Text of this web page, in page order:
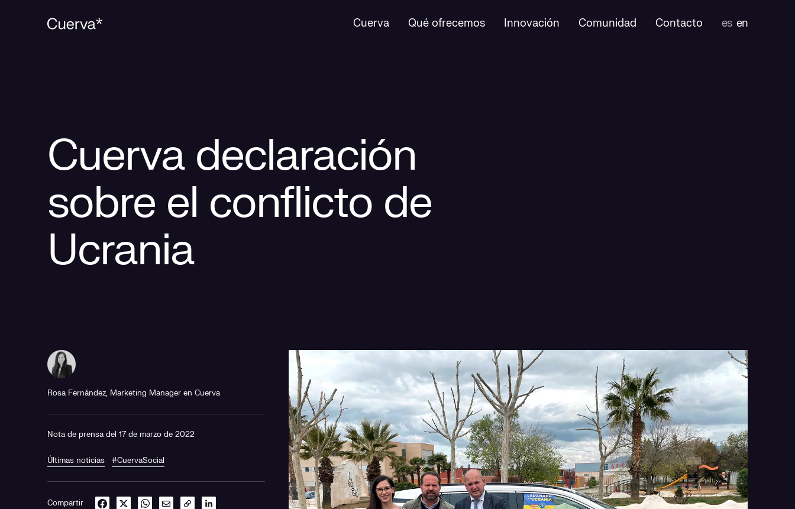
Cuerva Qué ofrecemos Innovación Comunidad Contacto es en
Cuerva declaración
sobre el conflicto de
Ucrania
Rosa Fernández, Marketing Manager en Cuerva
Nota de prensa del 17 de marzo de 2022
Últimas noticias #CuervaSocial
Compartir